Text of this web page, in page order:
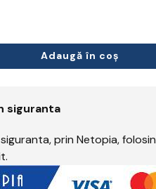
Adaugă în coș
siguranta
prin Netopia,